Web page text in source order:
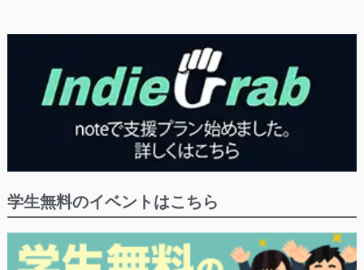
学生無料のイベントはこちら